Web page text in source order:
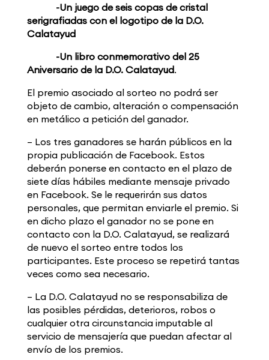
-Un juego de seis copas de cristal
serigrafiadas con el logotipo de la D.O.
Calatayud
-Un libro conmemorativo del 25
Aniversario de la D.O. Calatayud.
El premio asociado al sorteo no podrá ser
objeto de cambio, alteración o compensación
en metálico a petición del ganador.
– Los tres ganadores se harán públicos en la
propia publicación de Facebook. Estos
deberán ponerse en contacto en el plazo de
siete días hábiles mediante mensaje privado
en Facebook. Se le requerirán sus datos
personales, que permitan enviarle el premio. Si
en dicho plazo el ganador no se pone en
contacto con la D.O. Calatayud, se realizará
de nuevo el sorteo entre todos los
participantes. Este proceso se repetirá tantas
veces como sea necesario.
– La D.O. Calatayud no se responsabiliza de
las posibles pérdidas, deterioros, robos o
cualquier otra circunstancia imputable al
servicio de mensajería que puedan afectar al
envío de los premios.